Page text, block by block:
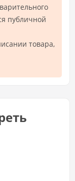
публичной
товара,